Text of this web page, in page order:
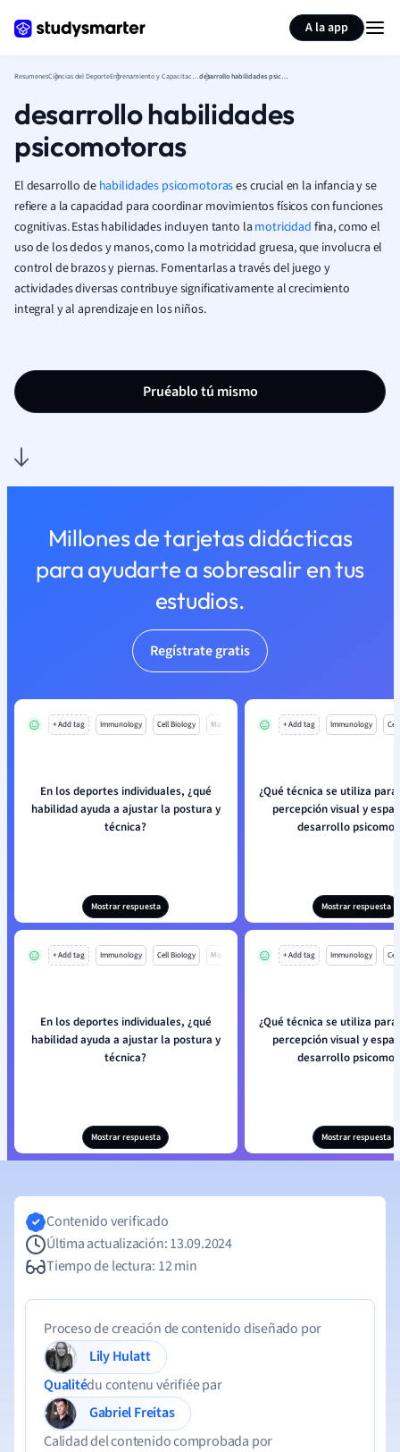
A la app
ResumenesCiencias del Deporte Entrenamiento y Capacitación desarrollo habilidades psicomotoras
desarrollo habilidades
psicomotoras
El desarrollo de habilidades psicomotorases crucial en la infancia y se
refiere a la capacidad para coordinar movimientos físicos con funciones
cognitivas. Estas habilidades incluyen tanto la motricidad fina, como el
uso de los dedos y manos, como la motricidad gruesa, que involucra el
control de brazos y piernas. Fomentarlas a través del juego y
actividades diversas contribuye significativamente al crecimiento
integral y al aprendizaje en los niños.
Pruéablo tú mismo
Millones de tarjetas didácticas
para ayudarte a sobresalir en tus
estudios.
Regístrate gratis
+ Add tag Immunology Cell Biology Mo
En los deportes individuales, ¿qué
habilidad ayuda a ajustar la postura y
técnica?
Mostrar respuesta
+ Add tag Immunology
¿Qué técnica se utiliza
percepción visual y
desarrollo
Mostrar respuesta
+ Add tag Immunology Cell Biology Mo
En los deportes individuales, ¿qué
habilidad ayuda a ajustar la postura y
técnica?
Mostrar respuesta
+ Add tag Immunology
¿Qué técnica se utiliza
percepción visual y
desarrollo
Mostrar respuesta
Resumir página
Contenido verificado
Última actualización: 13.09.2024
Tiempo de lectura: 12 min
Proceso de creación de contenido diseñado por
Lily Hulatt
Qualitédu contenu vérifiée par
Gabriel Freitas
Calidad del contenido comprobada por